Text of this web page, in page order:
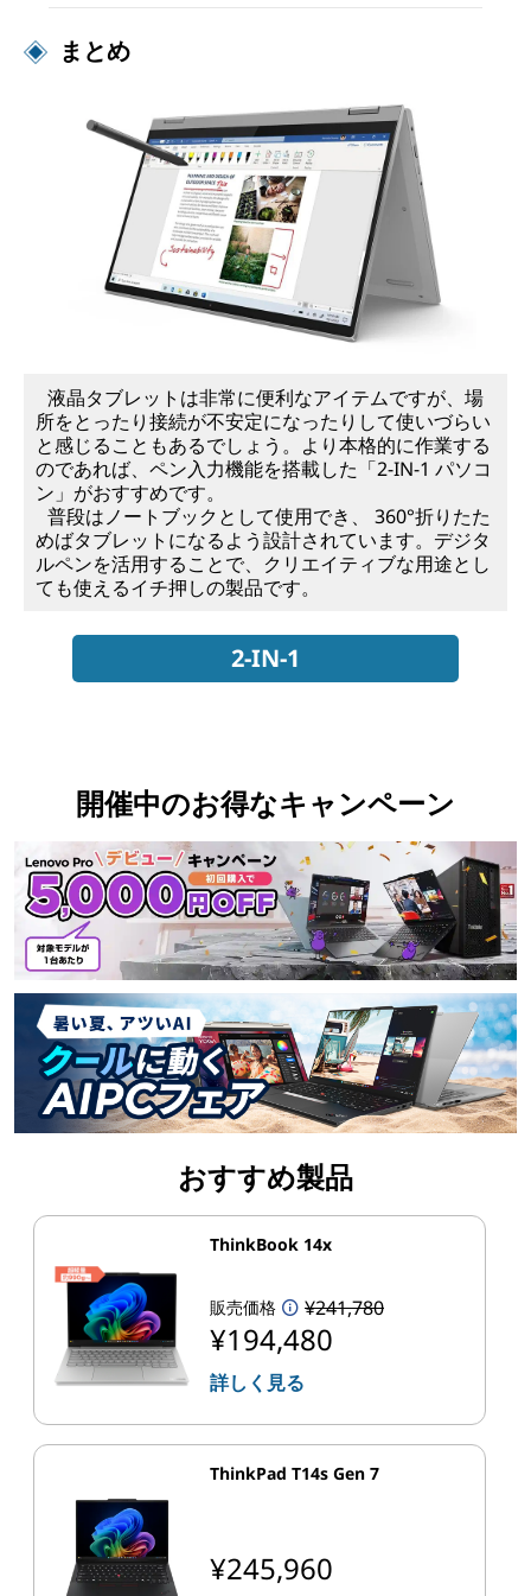
まとめ
液晶タブレットは非常に便利なアイテムですが、場
所をとったり接続が不安定になったりして使いづらい
と感じることもあるでしょう。より本格的に作業する
のであれば、ペン入力機能を搭載した「2-IN-1 パソコ
ン」がおすすめです。
普段はノートブックとして使用でき、 360°折りたた
めばタブレットになるよう設計されています。デジタ
ルペンを活用することで、クリエイティブな用途とし
ても使えるイチ押しの製品です。
2-IN-1
開催中のお得なキャンペーン
おすすめ製品
ThinkBook 14x
販売価格 ¥241,780
¥194,480
詳しく見る
ThinkPad T14s Gen 7
¥245,960